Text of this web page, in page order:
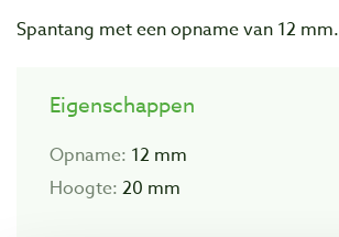
Spantang met een opname van 12 mm.
Eigenschappen
Opname: 12 mm
Hoogte: 20 mm